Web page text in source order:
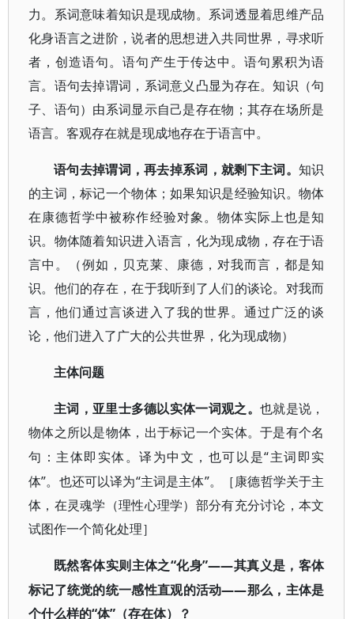
力。系词意味着知识是现成物。系词透显着思维产品
化身语言之进阶，说者的思想进入共同世界，寻求听
者，创造语句。语句产生于传达中。语句累积为语
言。语句去掉谓词，系词意义凸显为存在。知识（句
子、语句）由系词显示自己是存在物；其存在场所是
语言。客观存在就是现成地存在于语言中。
语句去掉谓词，再去掉系词，就剩下主词。 知识
的主词，标记一个物体；如果知识是经验知识。物体
在康德哲学中被称作经验对象。物体实际上也是知
识。物体随着知识进入语言，化为现成物，存在于语
言中。（例如，贝克莱、康德，对我而言，都是知
识。他们的存在，在于我听到了人们的谈论。对我而
言，他们通过言谈进入了我的世界。通过广泛的谈
论，他们进入了广大的公共世界，化为现成物）
主体问题
主词，亚里士多德以实体一词观之。 也就是说，
物体之所以是物体，出于标记一个实体。于是有个名
句：主体即实体。译为中文，也可以是“主词即实
体”。也还可以译为“主词是主体”。［康德哲学关于主
体，在灵魂学（理性心理学）部分有充分讨论，本文
试图作一个简化处理］
既然客体实则主体之“化身”——其真义是，客体
标记了统觉的统一感性直观的活动——那么，主体是
个什么样的“体”（存在体）？